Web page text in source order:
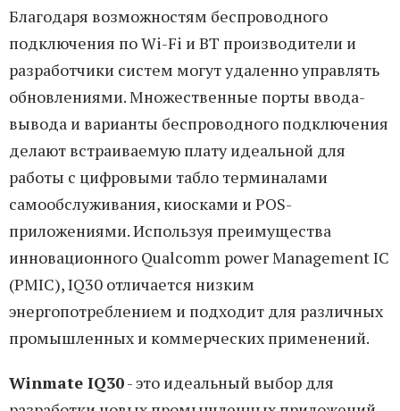
Благодаря возможностям беспроводного
подключения по Wi-Fi и BT производители и
разработчики систем могут удаленно управлять
обновлениями. Множественные порты ввода-
вывода и варианты беспроводного подключения
делают встраиваемую плату идеальной для
работы с цифровыми табло терминалами
самообслуживания, киосками и POS-
приложениями. Используя преимущества
инновационного Qualcomm power Management IC
(PMIC), IQ30 отличается низким
энергопотреблением и подходит для различных
промышленных и коммерческих применений.
Winmate IQ30- это идеальный выбор для